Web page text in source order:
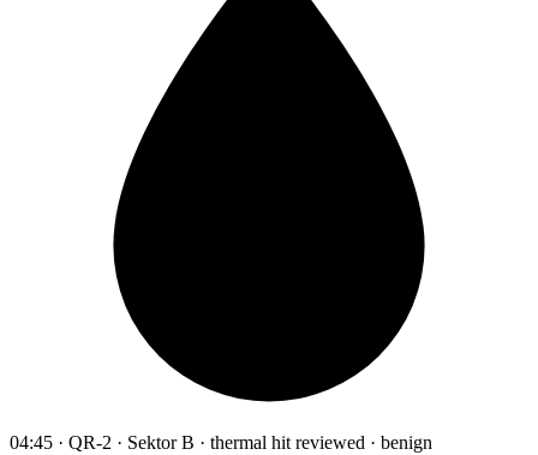
04:45 · QR-2 · Sektor B · thermal hit reviewed · benign